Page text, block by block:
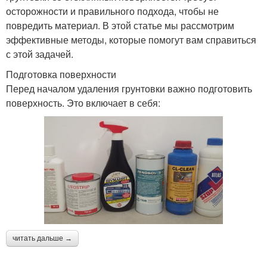
осторожности и правильного подхода, чтобы не
повредить материал. В этой статье мы рассмотрим
эффективные методы, которые помогут вам справиться
с этой задачей.
Подготовка поверхности
Перед началом удаления грунтовки важно подготовить
поверхность. Это включает в себя:
читать дальше →